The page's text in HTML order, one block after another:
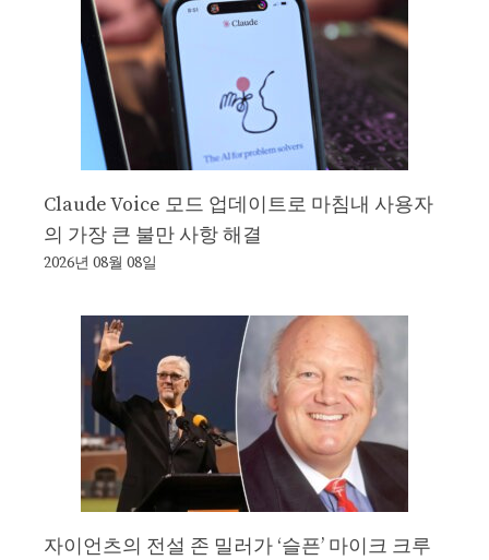
Claude Voice 모드 업데이트로 마침내 사용자
의 가장 큰 불만 사항 해결
2026년 08월 08일
자이언츠의 전설 존 밀러가 ‘슬픈’ 마이크 크루